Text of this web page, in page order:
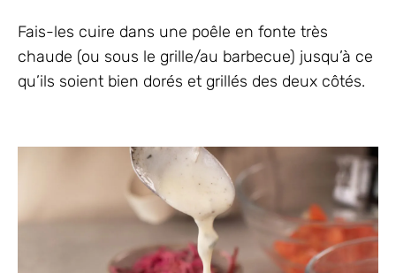
Fais-les cuire dans une poêle en fonte très
chaude (ou sous le grille/au barbecue) jusqu’à ce
qu’ils soient bien dorés et grillés des deux côtés.